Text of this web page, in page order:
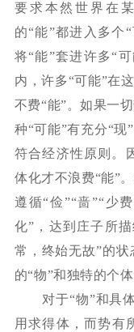
要求本然世界在
的“能”都进入多个
将“能”套进许多“
内，许多“可能”在
不费“能”。如果一
种“可能”有充分“现
符合经济性原则。
体化才不浪费“能”
遵循“俭”“啬”“少
化”，达到庄子所
常，终始无故”的
的“物”和独特的个
对于“物”和具
用求得体，而势有